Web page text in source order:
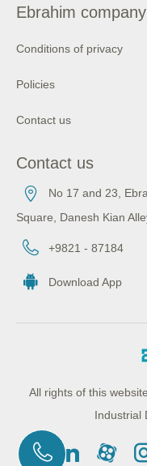
Ebrahim
Conditions of privacy
Policies
Contact us
Contact us
No 17 and 23,
Square, Danesh Kian
+9821 - 87184
Download App
All rights of this
Industrial